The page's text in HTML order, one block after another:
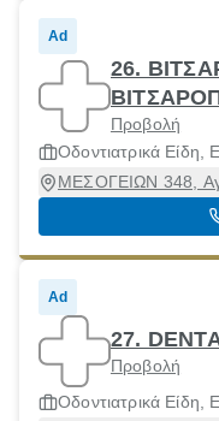
Ad
26.
Προβολή
Οδοντιατρικά Είδη,
ΜΕΣΟΓΕΙΩΝ 348,
Ad
27.
Προβολή
Οδοντιατρικά Είδη,